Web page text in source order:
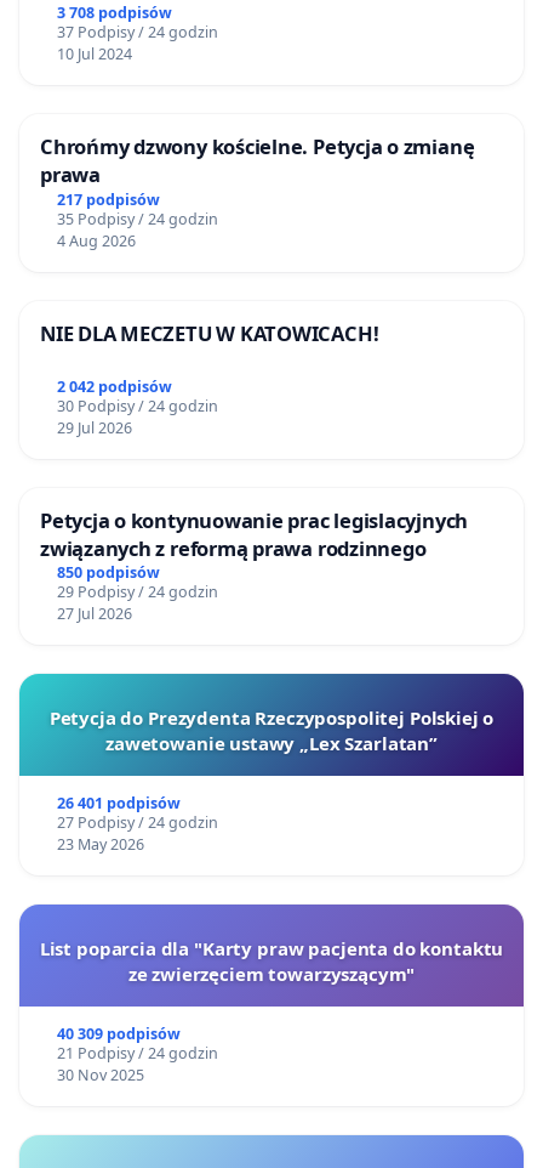
3 708 podpisów
37 Podpisy / 24 godzin
10 Jul 2024
Chrońmy dzwony kościelne. Petycja o zmianę
prawa
217 podpisów
35 Podpisy / 24 godzin
4 Aug 2026
NIE DLA MECZETU W KATOWICACH!
2 042 podpisów
30 Podpisy / 24 godzin
29 Jul 2026
Petycja o kontynuowanie prac legislacyjnych
związanych z reformą prawa rodzinnego
850 podpisów
29 Podpisy / 24 godzin
27 Jul 2026
Petycja do Prezydenta Rzeczypospolitej Polskiej o
zawetowanie ustawy „Lex Szarlatan”
26 401 podpisów
27 Podpisy / 24 godzin
23 May 2026
List poparcia dla "Karty praw pacjenta do kontaktu
ze zwierzęciem towarzyszącym"
40 309 podpisów
21 Podpisy / 24 godzin
30 Nov 2025